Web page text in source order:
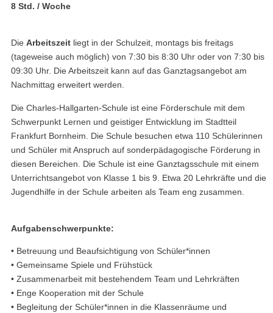
8 Std. / Woche
Die Arbeitszeit liegt in der Schulzeit, montags bis freitags
(tageweise auch möglich) von 7:30 bis 8:30 Uhr oder von 7:30 bis
09:30 Uhr. Die Arbeitszeit kann auf das Ganztagsangebot am
Nachmittag erweitert werden.
Die Charles-Hallgarten-Schule ist eine Förderschule mit dem
Schwerpunkt Lernen und geistiger Entwicklung im Stadtteil
Frankfurt Bornheim. Die Schule besuchen etwa 110 Schülerinnen
und Schüler mit Anspruch auf sonderpädagogische Förderung in
diesen Bereichen. Die Schule ist eine Ganztagsschule mit einem
Unterrichtsangebot von Klasse 1 bis 9. Etwa 20 Lehrkräfte und die
Jugendhilfe in der Schule arbeiten als Team eng zusammen.
Aufgabenschwerpunkte:
• Betreuung und Beaufsichtigung von Schüler*innen
• Gemeinsame Spiele und Frühstück
• Zusammenarbeit mit bestehendem Team und Lehrkräften
• Enge Kooperation mit der Schule
• Begleitung der Schüler*innen in die Klassenräume und